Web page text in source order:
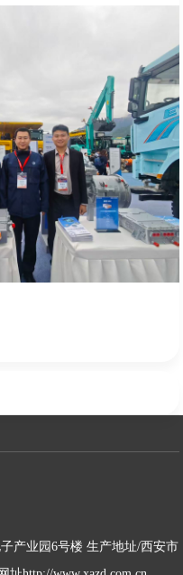
产业园6号楼 生产地址/西安市